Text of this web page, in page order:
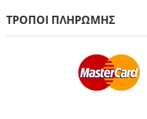
ΤΡΟΠΟΙ ΠΛΗΡΩΜΗΣ